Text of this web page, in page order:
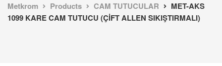
Metkrom Products CAM TUTUCULAR
MET-AKS
1099 KARE CAM TUTUCU (ÇİFT ALLEN SIKIŞTIRMALI)